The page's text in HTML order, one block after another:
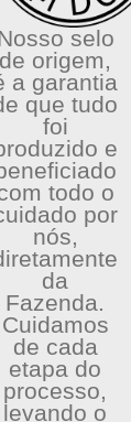
selo
de origem,
a garantia
que tudo
foi
e
todo o
por
nós,
da
Fazenda.
Cuidamos
de cada
etapa do
processo,
levando o